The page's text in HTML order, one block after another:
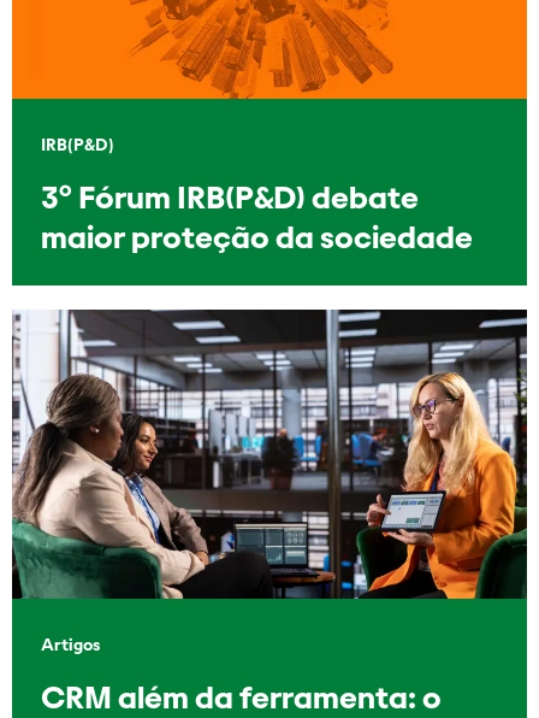
IRB(P&D)
3º Fórum IRB(P&D) debate
maior proteção da sociedade
Artigos
CRM além da ferramenta: o